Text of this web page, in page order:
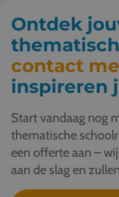
Ontdek
contact
inspireren
Start vandaag nog
thematische
een offerte aan –
aan de slag en